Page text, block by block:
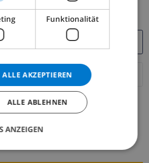
nicht korrekt funktioniert.
(*) müssen ausgefüllt werden )
Ihre persönlichen Daten
Dritte weitergegeben.
Funktionalität
ALLE AKZEPTIEREN
ALLE ABLEHNEN
ANZEIGEN